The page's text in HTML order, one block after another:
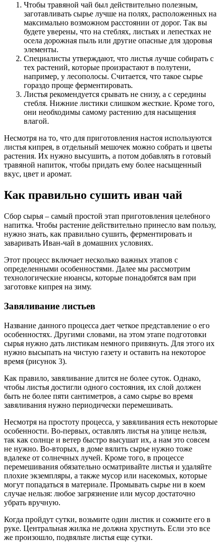
Чтобы травяной чай был действительно полезным,
заготавливать сырье лучше на полях, расположенных на
максимально возможном расстоянии от дорог. Так вы
будете уверены, что на стеблях, листьях и лепестках не
осела дорожная пыль или другие опасные для здоровья
элементы.
Специалисты утверждают, что листья лучше собирать с
тех растений, которые произрастают в полутени,
например, у лесополосы. Считается, что такое сырье
гораздо проще ферментировать.
Листья рекомендуется срывать не снизу, а с середины
стебля. Нижние листики слишком жесткие. Кроме того,
они необходимы самому растению для насыщения
влагой.
Несмотря на то, что для приготовления настоя используются
листья кипрея, в отдельный мешочек можно собрать и цветы
растения. Их нужно высушить, а потом добавлять в готовый
травяной напиток, чтобы придать ему более насыщенный
вкус, цвет и аромат.
Как правильно сушить иван чай
Сбор сырья – самый простой этап приготовления целебного
напитка. Чтобы растение действительно принесло вам пользу,
нужно знать, как правильно сушить, ферментировать и
заваривать Иван-чай в домашних условиях.
Этот процесс включает несколько важных этапов с
определенными особенностями. Далее мы рассмотрим
технологические нюансы, которые понадобятся вам при
заготовке кипрея на зиму.
Завяливание листьев
Название данного процесса дает четкое представление о его
особенностях. Другими словами, на этом этапе подготовки
сырья нужно дать листикам немного привянуть. Для этого их
нужно высыпать на чистую газету и оставить на некоторое
время (рисунок 3).
Как правило, завяливание длится не более суток. Однако,
чтобы листья достигли одного состояния, их слой должен
быть не более пяти сантиметров, а само сырье во время
завяливания нужно периодически перемешивать.
Несмотря на простоту процесса, у завяливания есть некоторые
особенности. Во-первых, оставлять листья на улице нельзя,
так как солнце и ветер быстро высушат их, а нам это совсем
не нужно. Во-вторых, в доме вялить сырье нужно тоже
вдалеке от солнечных лучей. Кроме того, в процессе
перемешивания обязательно осматривайте листья и удаляйте
плохие экземпляры, а также мусор или насекомых, которые
могут попадаться в материале. Промывать сырье ни в коем
случае нельзя: любое загрязнение или мусор достаточно
убрать вручную.
Когда пройдут сутки, возьмите один листик и сожмите его в
руке. Центральная жилка не должна хрустнуть. Если это все
же произошло, подвяльте листья еще сутки.